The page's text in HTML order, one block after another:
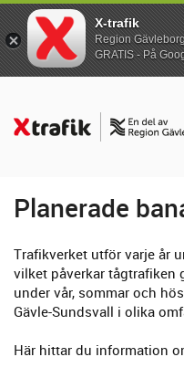
Planerade
Trafikverket utför varje år
vilket påverkar tågtrafiken
under vår, sommar och
Gävle-Sundsvall i olika
Här hittar du information
X-trafik
Region
GRATIS - På